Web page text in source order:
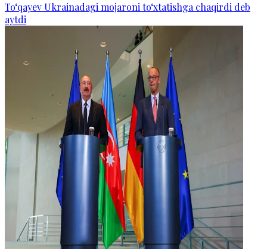
To‘qayev Ukrainadagi mojaroni to‘xtatishga chaqirdi deb
aytdi